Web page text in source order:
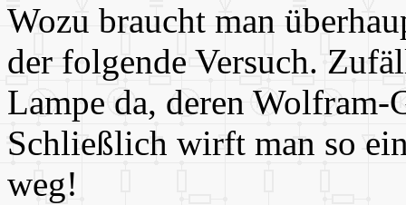
Wozu braucht man
der folgende Versuch.
Lampe da, deren Wolfram-
Schließlich wirft man so
weg!